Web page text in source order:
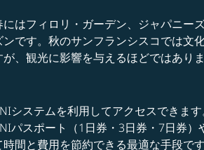
はフィロリ・ガーデン、ジャパニー
です。秋のサンフランシスコでは文
、観光に影響を与えるほどではありま
ステムを利用してアクセスできま
スポート（1日券・3日券・7日券）
間と費用を節約できる最適な手段です